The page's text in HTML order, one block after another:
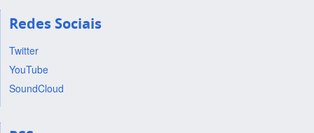
Redes Sociais
Twitter
YouTube
SoundCloud